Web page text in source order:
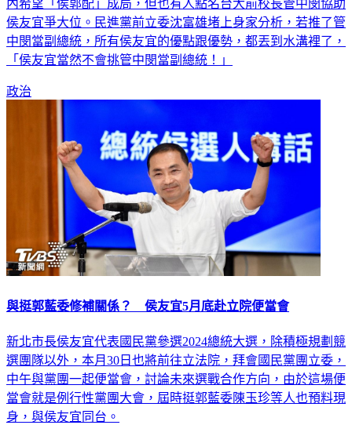
內希望「侯郭配」成局，但也有人點名台大前校長管中閔協助
侯友宜爭大位。民進黨前立委沈富雄堵上身家分析，若推了管
中閔當副總統，所有侯友宜的優點跟優勢，都丟到水溝裡了，
「侯友宜當然不會挑管中閔當副總統！」
政治
與挺郭藍委修補關係？ 侯友宜5月底赴立院便當會
新北市長侯友宜代表國民黨參選2024總統大選，除積極規劃競
選團隊以外，本月30日也將前往立法院，拜會國民黨團立委，
中午與黨團一起便當會，討論未來選戰合作方向，由於這場便
當會就是例行性黨團大會，屆時挺郭藍委陳玉珍等人也預料現
身，與侯友宜同台。